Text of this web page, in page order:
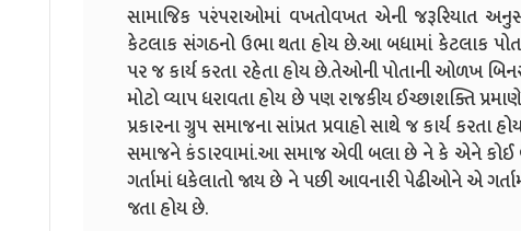
સામાજિક પરંપરાઓમાં વખતોવખત એની જરૂરિયાત
કેટલાક સંગઠનો ઉભા થતા હોય છે.આ બધામાં કેટલાક
પર જ કાર્ય કરતા રહેતા હોય છે.તેઓની પોતાની ઓળખ
મોટો વ્યાપ ધરાવતા હોય છે પણ રાજકીય ઈચ્છાશક્તિ
પ્રકારના ગ્રુપ સમાજના સાંપ્રત પ્રવાહો સાથે જ કાર્ય
સમાજને કંડારવામાં.આ સમાજ એવી બલા છે ને કે એને કોઈ
ગર્તામાં ધકેલાતો જાય છે ને પછી આવનારી પેઢીઓને એ
જતા હોય છે.